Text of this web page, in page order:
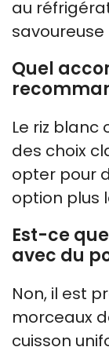
au
savoureuse
Quel
Le riz blanc
des choix
opter pour
option plus
Est-ce
avec du
Non, il est
morceaux
cuisson